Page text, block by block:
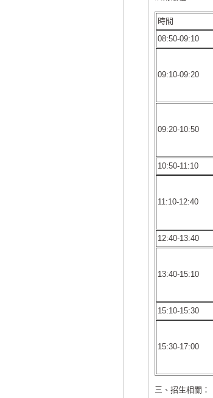
時間
08:50-09:10
09:10-09:20
09:20-10:50
10:50-11:10
11:10-12:40
12:40-13:40
13:40-15:10
15:10-15:30
15:30-17:00
三、招生相關：